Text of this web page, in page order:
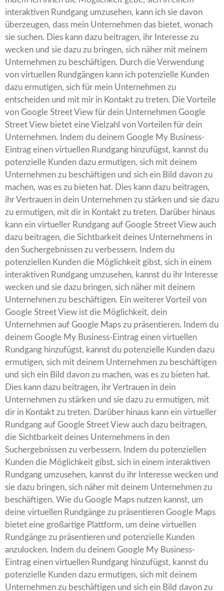
interaktiven Rundgang umzusehen, kann ich sie davon
überzeugen, dass mein Unternehmen das bietet, wonach
sie suchen. Dies kann dazu beitragen, ihr Interesse zu
wecken und sie dazu zu bringen, sich näher mit meinem
Unternehmen zu beschäftigen. Durch die Verwendung
von virtuellen Rundgängen kann ich potenzielle Kunden
dazu ermutigen, sich für mein Unternehmen zu
entscheiden und mit mir in Kontakt zu treten. Die Vorteile
von Google Street View für dein Unternehmen Google
Street View bietet eine Vielzahl von Vorteilen für dein
Unternehmen. Indem du deinem Google My Business-
Eintrag einen virtuellen Rundgang hinzufügst, kannst du
potenzielle Kunden dazu ermutigen, sich mit deinem
Unternehmen zu beschäftigen und sich ein Bild davon zu
machen, was es zu bieten hat. Dies kann dazu beitragen,
ihr Vertrauen in dein Unternehmen zu stärken und sie dazu
zu ermutigen, mit dir in Kontakt zu treten. Darüber hinaus
kann ein virtueller Rundgang auf Google Street View auch
dazu beitragen, die Sichtbarkeit deines Unternehmens in
den Suchergebnissen zu verbessern. Indem du
potenziellen Kunden die Möglichkeit gibst, sich in einem
interaktiven Rundgang umzusehen, kannst du ihr Interesse
wecken und sie dazu bringen, sich näher mit deinem
Unternehmen zu beschäftigen. Ein weiterer Vorteil von
Google Street View ist die Möglichkeit, dein
Unternehmen auf Google Maps zu präsentieren. Indem du
deinem Google My Business-Eintrag einen virtuellen
Rundgang hinzufügst, kannst du potenzielle Kunden dazu
ermutigen, sich mit deinem Unternehmen zu beschäftigen
und sich ein Bild davon zu machen, was es zu bieten hat.
Dies kann dazu beitragen, ihr Vertrauen in dein
Unternehmen zu stärken und sie dazu zu ermutigen, mit
dir in Kontakt zu treten. Darüber hinaus kann ein virtueller
Rundgang auf Google Street View auch dazu beitragen,
die Sichtbarkeit deines Unternehmens in den
Suchergebnissen zu verbessern. Indem du potenziellen
Kunden die Möglichkeit gibst, sich in einem interaktiven
Rundgang umzusehen, kannst du ihr Interesse wecken und
sie dazu bringen, sich näher mit deinem Unternehmen zu
beschäftigen. Wie du Google Maps nutzen kannst, um
deine virtuellen Rundgänge zu präsentieren Google Maps
bietet eine großartige Plattform, um deine virtuellen
Rundgänge zu präsentieren und potenzielle Kunden
anzulocken. Indem du deinem Google My Business-
Eintrag einen virtuellen Rundgang hinzufügst, kannst du
potenzielle Kunden dazu ermutigen, sich mit deinem
Unternehmen zu beschäftigen und sich ein Bild davon zu